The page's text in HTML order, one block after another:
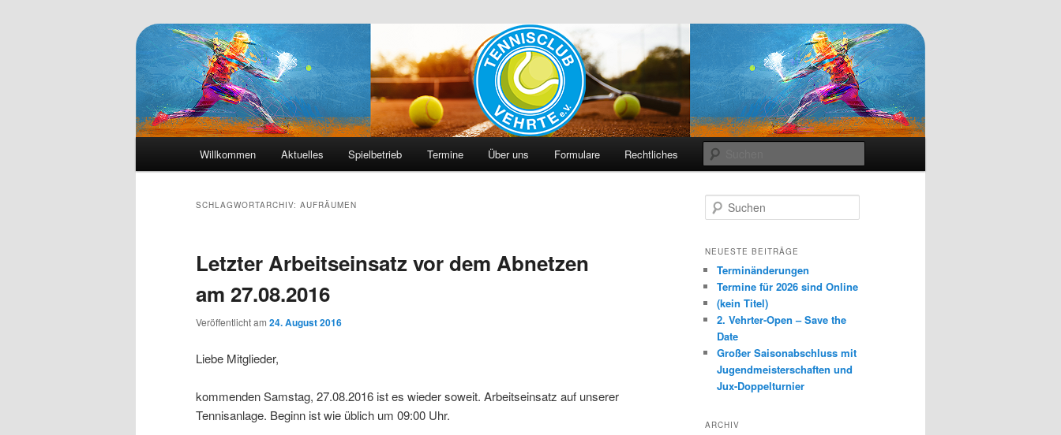
Tennis-Vehrte
Die Webseite des Tennisclub Vehrte e. V.
Zum
springen
Zum
springen
Willkommen Aktuelles Spielbetrieb Termine Über uns Formulare Rechtliches
SCHLAGWORTARCHIV: AUFRÄUMEN
Letzter Arbeitseinsatz vor dem Abnetzen
am 27.08.2016
Veröffentlicht am 24. August 2016
Liebe Mitglieder,
kommenden Samstag, 27.08.2016 ist es wieder soweit. Arbeitseinsatz auf unserer
Tennisanlage. Beginn ist wie üblich um 09:00 Uhr.
u
h
NEUESTE BEITRÄGE
Terminänderungen
Termine für 2026 sind Online
(kein Titel)
2. Vehrter-Open – Save the
Date
Großer Saisonabschluss mit
Jugendmeisterschaften und
Jux-Doppelturnier
ARCHIV